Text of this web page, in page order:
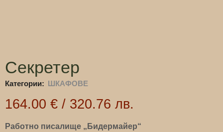
Секретер
Категории: ШКАФОВЕ
164.00 € / 320.76 лв.
Работно писалище „Бидермайер“